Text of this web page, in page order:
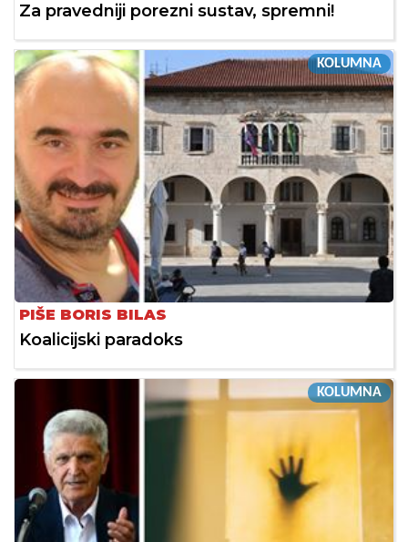
Za pravedniji porezni sustav, spremni!
KOLUMNA
PIŠE BORIS BILAS
Koalicijski paradoks
KOLUMNA